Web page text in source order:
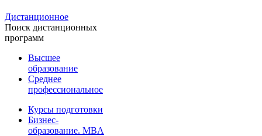
Дистанционное
Поиск дистанционных
программ
Высшее
образование
Среднее
профессиональное
Курсы подготовки
Бизнес-
образование. MBA